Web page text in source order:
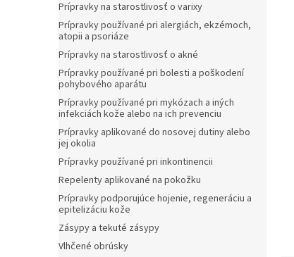
Prípravky na starostlivosť o varixy
Prípravky používané pri alergiách, ekzémoch,
atopii a psoriáze
Prípravky na starostlivosť o akné
Prípravky používané pri bolesti a poškodení
pohybového aparátu
Prípravky používané pri mykózach a iných
infekciách kože alebo na ich prevenciu
Prípravky aplikované do nosovej dutiny alebo
jej okolia
Prípravky používané pri inkontinencii
Repelenty aplikované na pokožku
Prípravky podporujúce hojenie, regeneráciu a
epitelizáciu kože
Zásypy a tekuté zásypy
Vlhčené obrúsky